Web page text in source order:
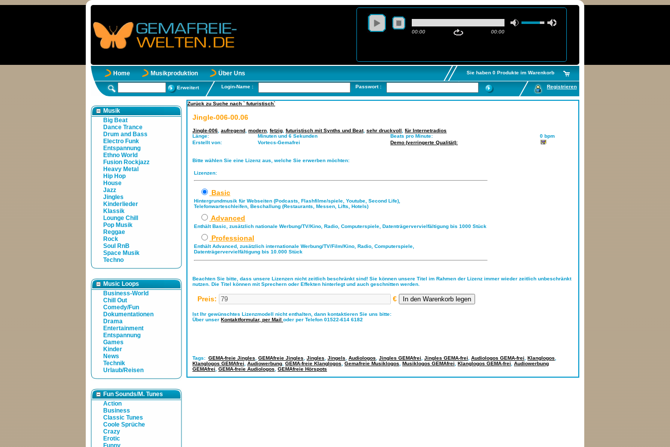
00:00 00:00
Home Musikproduktion Über Uns Sie haben 0 Produkte im Warenkorb
Erweitert Login-Name : Passwort : Registrieren
Musik
Big Beat
Dance Trance
Drum and Bass
Electro Funk
Entspannung
Ethno World
Fusion Rockjazz
Heavy Metal
Hip Hop
House
Jazz
Jingles
Kinderlieder
Klassik
Lounge Chill
Pop Musik
Reggae
Rock
Soul RnB
Space Musik
Techno
Music Loops
Business-World
Chill Out
Comedy/Fun
Dokumentationen
Drama
Entertainment
Entspannung
Games
Kinder
News
Technik
Urlaub/Reisen
Fun Sounds/M. Tunes
Action
Business
Classic Tunes
Coole Sprüche
Crazy
Erotic
Funny
Zurück zu Suche nach ` futuristisch`
Jingle-006-00.06
Jingle-006 aufregend modern fetzig futuristisch mit Synths und Beat, sehr druckvoll
für Internetradios
Länge:
Minuten und 6 Sekunden Beats pro Minute:
0 bpm
Erstellt von:
Vortecs-Gemafrei Demo (verringerte Qualität):
Bitte wählen Sie eine Lizenz aus, welche Sie erwerben möchten:
Lizenzen:
Basic
Hintergrundmusik für Webseiten (Podcasts, Flashfilme/spiele, Youtube, Second Life),
Telefonwarteschleifen, Beschallung (Restaurants, Messen, Lifts, Hotels)
Advanced
Enthält Basic, zusätzlich nationale Werbung/TV/Kino, Radio, Computerspiele, Datenträgervervielfältigung bis 1000 Stück
Professional
Enthält Advanced, zusätzlich internationale Werbung/TV/Film/Kino, Radio, Computerspiele,
Datenträgervervielfältigung bis 10.000 Stück
Beachten Sie bitte, dass unsere Lizenzen nicht zeitlich beschränkt sind! Sie können unsere Titel im Rahmen der Lizenz immer wieder zeitlich unbeschränkt
nutzen. Die Titel können mit Sprechern oder Effekten hinterlegt und auch geschnitten werden.
Preis: €
Ist Ihr gewünschtes Lizenzmodell nicht enthalten, dann kontaktieren Sie uns bitte:
Über unser Kontaktformular, per Mail oder per Telefon 01522-614 6182
Tags: GEMA-freie Jingles GEMAfreie Jingles Jingles Jingels Audiologos Jingles GEMAfrei Jingles GEMA-frei Audiologos GEMA-frei Klanglogos
Klanglogos GEMAfrei
Audiowerbung GEMA-freie Klanglogos Gemafreie Musiklogos Musiklogos GEMAfrei Klanglogos GEMA-frei
Audiowerbung
GEMAfrei
GEMA-freie Audiologos GEMAfreie Hörspots